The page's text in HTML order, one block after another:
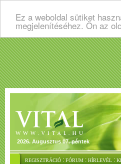
Ez a weboldal sütiket
megjelenítéséhez. Ön az
2026. Augusztus 07. péntek
REGISZTRÁCIÓ : FÓRUM : HÍRLEVÉL :